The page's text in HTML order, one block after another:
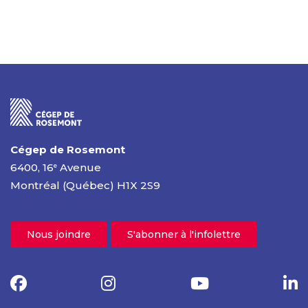
Cégep de Rosemont
6400, 16e Avenue
Montréal (Québec) H1X 2S9
Nous joindre S'abonner à l'infolettre